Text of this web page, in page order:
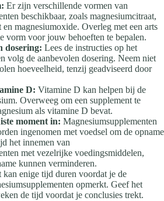
Er zijn verschillende vormen van
beschikbaar, zoals magnesiumcitraat,
magnesiumoxide. Overleg met een arts
vorm voor jouw behoeften te bepalen.
dosering: Lees de instructies op het
volg de aanbevolen dosering. Neem niet
hoeveelheid, tenzij geadviseerd door
D: Vitamine D kan helpen bij de
Overweeg om een supplement te
als vitamine D bevat.
moment in: Magnesiumsupplementen
ingenomen met voedsel om de opname
het innemen van
met vezelrijke voedingsmiddelen,
kunnen verminderen.
kan enige tijd duren voordat je de
opmerkt. Geef het
de tijd voordat je conclusies trekt.